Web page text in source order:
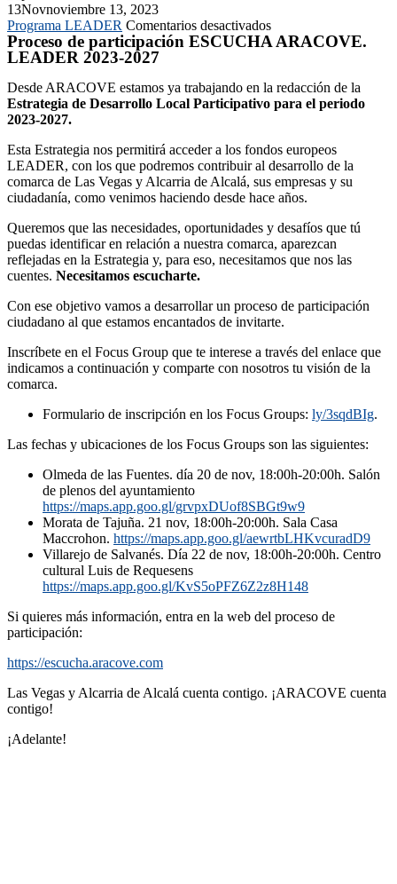
13Novnoviembre 13, 2023
Programa LEADER Comentarios desactivadosen
Proceso
ESCUCHA
ARACOVE.
2027
Proceso de participación ESCUCHA ARACOVE.
LEADER 2023-2027
Desde ARACOVE estamos ya trabajando en la redacción de la
Estrategia de Desarrollo Local Participativo para el periodo
2023-2027.
Esta Estrategia nos permitirá acceder a los fondos europeos
LEADER, con los que podremos contribuir al desarrollo de la
comarca de Las Vegas y Alcarria de Alcalá, sus empresas y su
ciudadanía, como venimos haciendo desde hace años.
Queremos que las necesidades, oportunidades y desafíos que tú
puedas identificar en relación a nuestra comarca, aparezcan
reflejadas en la Estrategia y, para eso, necesitamos que nos las
cuentes. Necesitamos escucharte.
Con ese objetivo vamos a desarrollar un proceso de participación
ciudadano al que estamos encantados de invitarte.
Inscríbete en el Focus Group que te interese a través del enlace que
indicamos a continuación y comparte con nosotros tu visión de la
comarca.
Formulario de inscripción en los Focus Groups: ly/3sqdBIg.
Las fechas y ubicaciones de los Focus Groups son las siguientes:
Olmeda de las Fuentes. día 20 de nov, 18:00h-20:00h. Salón
de plenos del ayuntamiento
https://maps.app.goo.gl/grvpxDUof8SBGt9w9
Morata de Tajuña. 21 nov, 18:00h-20:00h. Sala Casa
Maccrohon. https://maps.app.goo.gl/aewrtbLHKvcuradD9
Villarejo de Salvanés. Día 22 de nov, 18:00h-20:00h. Centro
cultural Luis de Requesens
https://maps.app.goo.gl/KvS5oPFZ6Z2z8H148
Si quieres más información, entra en la web del proceso de
participación:
https://escucha.aracove.com
Las Vegas y Alcarria de Alcalá cuenta contigo. ¡ARACOVE cuenta
contigo!
¡Adelante!